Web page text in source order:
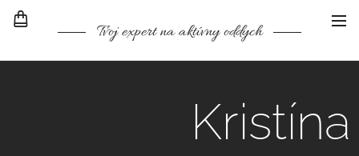
Tvoj expert na aktívny oddych
Kristína